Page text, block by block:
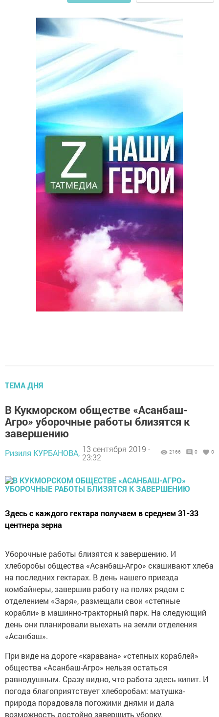
ТЕМА ДНЯ
В Кукморском обществе «Асанбаш-
Агро» уборочные работы близятся к
завершению
Ризиля КУРБАНОВА, 13 сентября 2019 -
23:32
2166 0 0
Здесь с каждого гектара получаем в среднем 31-33
центнера зерна
Уборочные работы близятся к завершению. И
хлеборобы общества «Асанбаш-Агро» скашивают хлеба
на последних гектарах. В день нашего приезда
комбайнеры, завершив работу на полях рядом с
отделением «Заря», размещали свои «степные
корабли» в машинно-тракторный парк. На следующий
день они планировали выехать на земли отделения
«Асанбаш».
При виде на дороге «каравана» «степных кораблей»
общества «Асанбаш-Агро» нельзя остаться
равнодушным. Сразу видно, что работа здесь кипит. И
погода благоприятствует хлеборобам: матушка-
природа порадовала погожими днями и дала
возможность достойно завершить уборку.